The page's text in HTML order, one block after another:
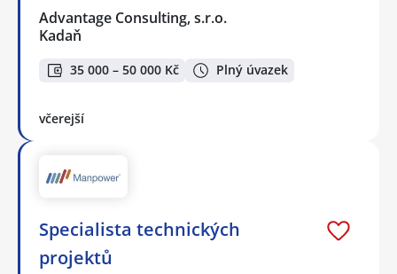
Advantage Consulting, s.r.o.
Kadaň
35 000 – 50 000 Kč Plný úvazek
včerejší
Specialista technických
projektů